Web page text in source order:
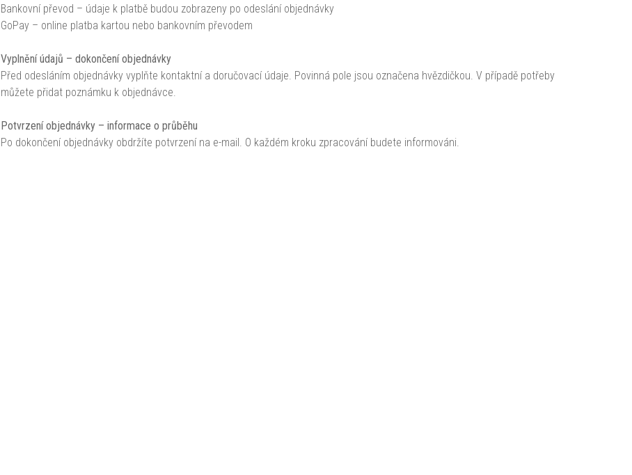
Bankovní převod – údaje k platbě budou zobrazeny po odeslání objednávky
GoPay – online platba kartou nebo bankovním převodem
Vyplnění údajů – dokončení objednávky
Před odesláním objednávky vyplňte kontaktní a doručovací údaje. Povinná pole jsou označena hvězdičkou. V případě potřeby
můžete přidat poznámku k objednávce.
Potvrzení objednávky – informace o průběhu
Po dokončení objednávky obdržíte potvrzení na e-mail. O každém kroku zpracování budete informováni.